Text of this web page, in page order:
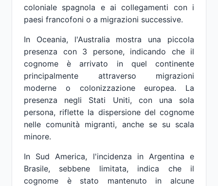
coloniale spagnola e ai collegamenti con i
paesi francofoni o a migrazioni successive.
In Oceania, l'Australia mostra una piccola
presenza con 3 persone, indicando che il
cognome è arrivato in quel continente
principalmente attraverso migrazioni
moderne o colonizzazione europea. La
presenza negli Stati Uniti, con una sola
persona, riflette la dispersione del cognome
nelle comunità migranti, anche se su scala
minore.
In Sud America, l'incidenza in Argentina e
Brasile, sebbene limitata, indica che il
cognome è stato mantenuto in alcune